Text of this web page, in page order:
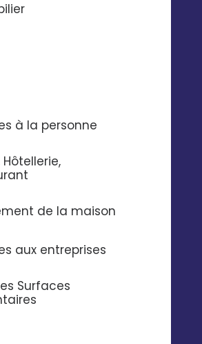
à la personne
de la maison
aux entreprises
Surfaces
Presse
Pilotez Digitaleo
smartphone